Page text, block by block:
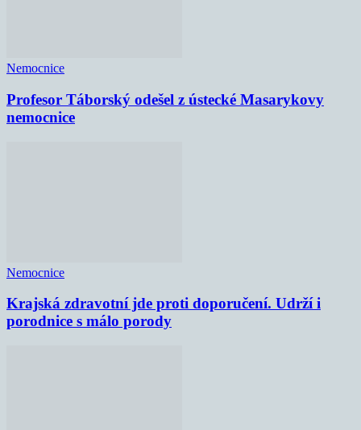
Nemocnice
Profesor Táborský odešel z ústecké Masarykovy
nemocnice
Nemocnice
Krajská zdravotní jde proti doporučení. Udrží i
porodnice s málo porody